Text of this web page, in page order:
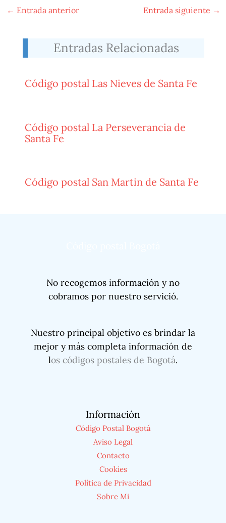
← Entrada anterior Entrada siguiente →
Entradas Relacionadas
Código postal Las Nieves de Santa Fe
Código postal La Perseverancia de
Santa Fe
Código postal San Martin de Santa Fe
No recogemos información y no
cobramos por nuestro servició.
Nuestro principal objetivo es brindar la
mejor y más completa información de
los códigos postales de Bogotá.
Información
Código Postal Bogotá
Aviso Legal
Contacto
Cookies
Política de Privacidad
Sobre Mi